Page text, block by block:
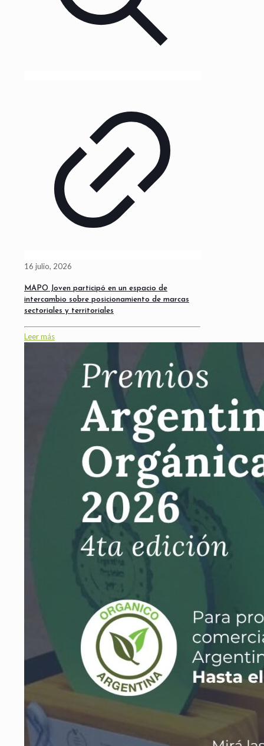
16 julio, 2026
MAPO Joven participó en un espacio de
intercambio sobre posicionamiento de marcas
sectoriales y territoriales
Leer más